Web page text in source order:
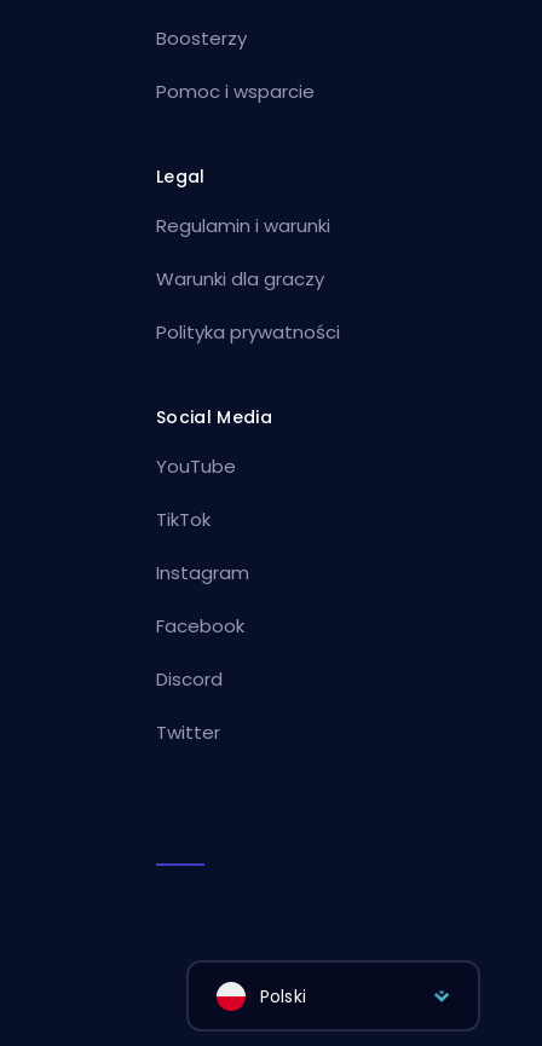
Boosterzy
Pomoc i wsparcie
Legal
Regulamin i warunki
Warunki dla graczy
Polityka prywatności
Social Media
YouTube
TikTok
Instagram
Facebook
Discord
Twitter
Polski